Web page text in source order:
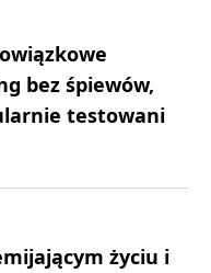
bez śpiewów,
testowani
życiu i